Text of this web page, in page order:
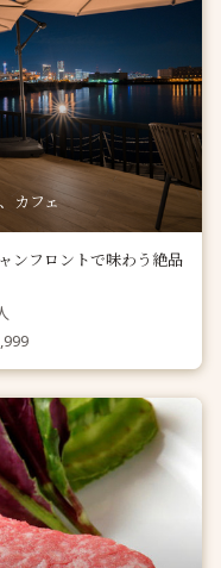
カフェ
ンフロントで味わう絶品